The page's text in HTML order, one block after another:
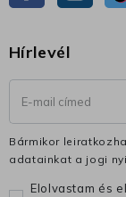
Hírlevél
Bármikor
adatainkat a jogi
Elolvastam és